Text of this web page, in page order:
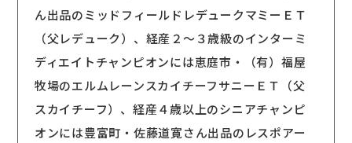
ん出品のミッドフィールドレデュークマミーＥＴ
（父レデューク）、経産２〜３歳級のインターミ
ディエイトチャンピオンには恵庭市・（有）福屋
牧場のエルムレーンスカイチーフサニーＥＴ（父
スカイチーフ）、経産４歳以上のシニアチャンピ
オンには豊富町・佐藤道寛さん出品のレスポアー